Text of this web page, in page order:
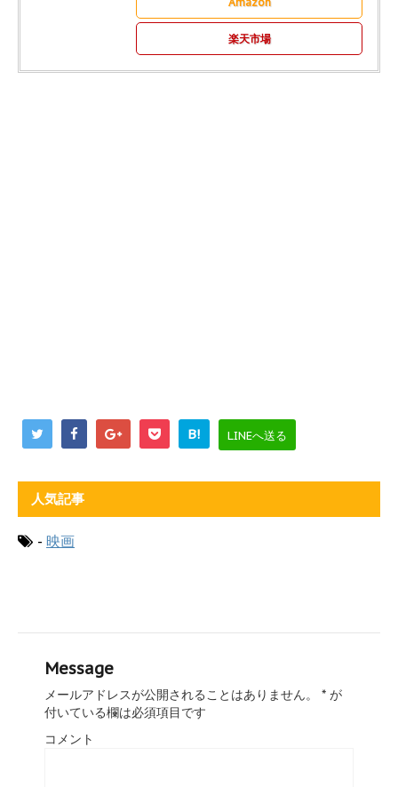
楽天市場
B! LINEへ送る
人気記事
- 映画
Message
メールアドレスが公開されることはありません。 * が
付いている欄は必須項目です
コメント